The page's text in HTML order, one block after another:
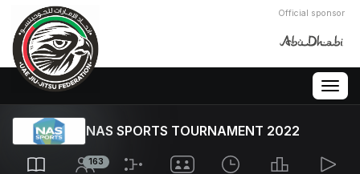
Official sponsor
NAS SPORTS TOURNAMENT 2022
163